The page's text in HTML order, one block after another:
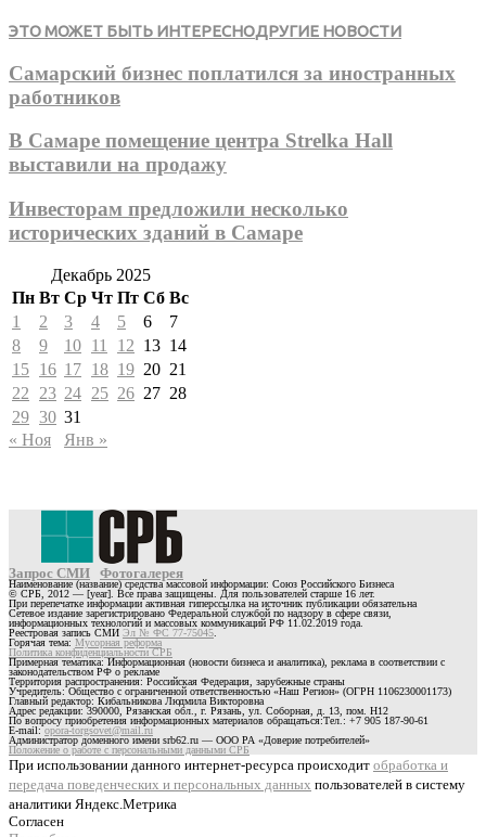
ЭТО МОЖЕТ БЫТЬ ИНТЕРЕСНОДРУГИЕ НОВОСТИ
Самарский бизнес поплатился за иностранных
работников
В Самаре помещение центра Strelka Hall
выставили на продажу
Инвесторам предложили несколько
исторических зданий в Самаре
Декабрь 2025
Пн Вт Ср Чт Пт Сб Вс
1
2 3 4 5 6
7
8
9 10 11 12 13 14
15 16 17 18 19 20 21
22
23 24 25 26 27 28
29 30 31
« Ноя
Янв »
Запрос СМИ Фотогалерея
Наименование (название) средства массовой информации: Союз Российского Бизнеса
© СРБ, 2012 — [year]. Все права защищены. Для пользователей старше 16 лет.
При перепечатке информации активная гиперссылка на источник публикации обязательна
Сетевое издание зарегистрировано Федеральной службой по надзору в сфере связи,
информационных технологий и массовых коммуникаций РФ 11.02.2019 года.
Реестровая запись СМИ Эл № ФС 77-75045
Горячая тема: Мусорная реформа
Политика конфиденциальности СРБ
Примерная тематика: Информационная (новости бизнеса и аналитика), реклама в соответствии с
законодательством РФ о рекламе
Территория распространения: Российская Федерация, зарубежные страны
Учредитель: Общество с ограниченной ответственностью «Наш Регион» (ОГРН 1106230001173)
Главный редактор: Кибальникова Людмила Викторовна
Адрес редакции: 390000, Рязанская обл., г. Рязань, ул. Соборная, д. 13, пом. Н12
По вопросу приобретения информационных материалов обращаться:Тел.: +7 905 187-90-61
E-mail:opora-torgsovet@mail.ru
Администратор доменного имени srb62.ru — ООО РА «Доверие потребителей»
Положение о работе с персональными данными СРБ
При использовании данного интернет-ресурса происходит обработка и
передача поведенческих и персональных данных пользователей в систему
аналитики Яндекс.Метрика
Согласен